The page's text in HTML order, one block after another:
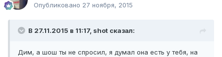
Опубликовано 27 ноября, 2015
В 27.11.2015 в 11:17, shot сказал:
Дим, а шош ты не спросил, я думал она есть у тебя, на